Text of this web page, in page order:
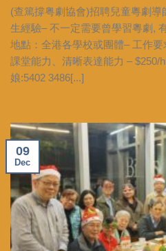
(查篤撐粤劇協會)招聘兒童粵劇
生經驗– 不一定需要曾學習粵劇,
地點：全港各學校或團體– 工作
課堂能力、清晰表達能力 – $250/
娘:5402 3486[...]
09
Dec